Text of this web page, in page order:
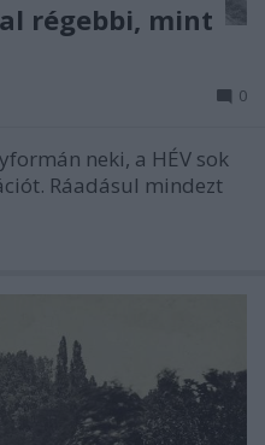
régebbi, mint
0
neki, a HÉV sok
Ráadásul mindezt